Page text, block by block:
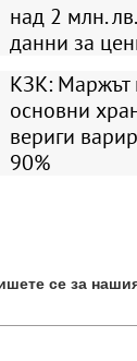
над 2 млн.
данни за
КЗК: Маржът
основни
вериги
90%